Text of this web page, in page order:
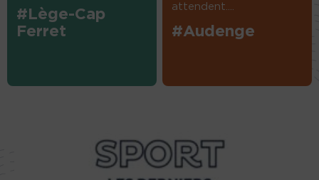
#Lège-Cap
Ferret
attendent....
#Audenge